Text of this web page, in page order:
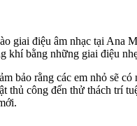
giai điệu âm nhạc tại Ana
khí bằng những giai điệu
bảo rằng các em nhỏ sẽ
thủ công đến thử thách trí